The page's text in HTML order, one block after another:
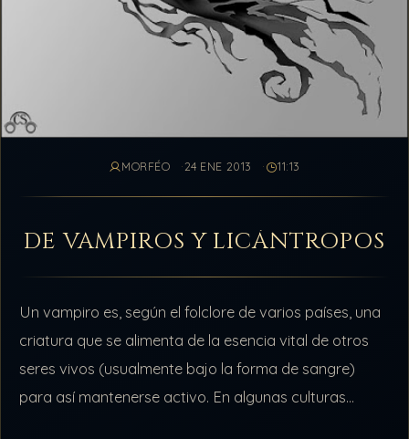
MORFÉO 24 ENE 2013 11:13
DE VAMPIROS Y LICÁNTROPOS
Un vampiro es, según el folclore de varios países, una
criatura que se alimenta de la esencia vital de otros
seres vivos (usualmente bajo la forma de sangre)
para así mantenerse activo. En algunas culturas